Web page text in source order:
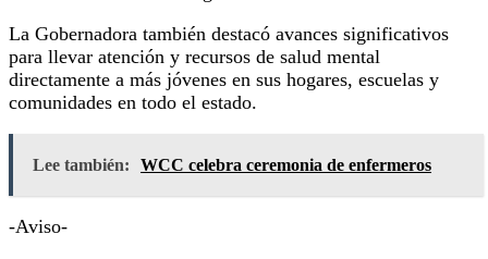
La Gobernadora también destacó avances significativos
para llevar atención y recursos de salud mental
directamente a más jóvenes en sus hogares, escuelas y
comunidades en todo el estado.
Lee también: WCC celebra ceremonia de enfermeros
-Aviso-